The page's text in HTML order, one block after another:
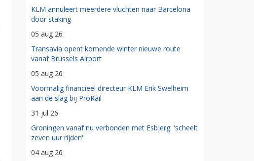
KLM annuleert meerdere vluchten naar Barcelona
door staking
05 aug 26
Transavia opent komende winter nieuwe route
vanaf Brussels Airport
05 aug 26
Voormalig financieel directeur KLM Erik Swelheim
aan de slag bij ProRail
31 jul 26
Groningen vanaf nu verbonden met Esbjerg: 'scheelt
zeven uur rijden'
04 aug 26